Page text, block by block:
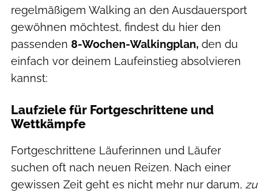
regelmäßigem Walking an den Ausdauersport
gewöhnen möchtest, findest du hier den
passenden 8-Wochen-Walkingplan, den du
einfach vor deinem Laufeinstieg absolvieren
kannst:
Laufziele für Fortgeschrittene und
Wettkämpfe
Fortgeschrittene Läuferinnen und Läufer
suchen oft nach neuen Reizen. Nach einer
gewissen Zeit geht es nicht mehr nur darum, zu